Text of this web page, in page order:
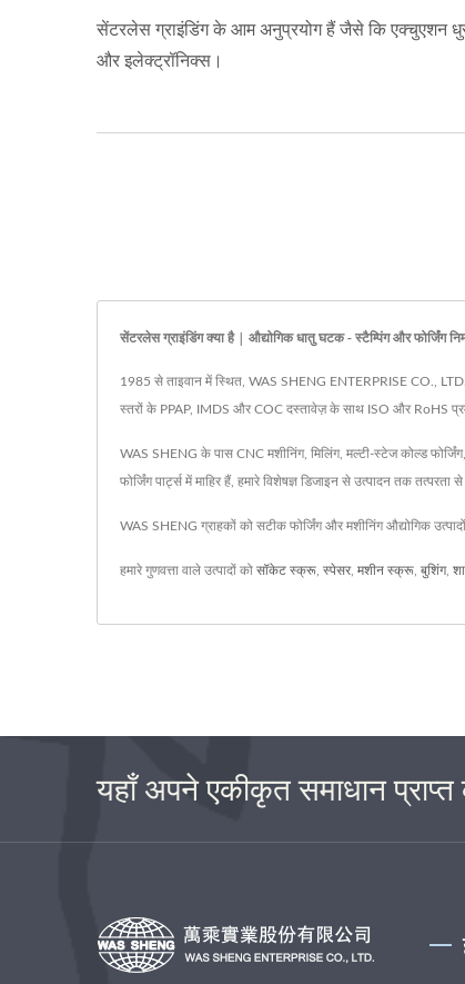
सेंटरलेस ग्राइंडिंग के आम अनुप्रयोग हैं जैसे कि एक्चुएशन
और इलेक्ट्रॉनिक्स।
सेंटरलेस ग्राइंडिंग क्या है | औद्योगिक धातु घटक - स्टैम्पिंग और फोर्जिंग
1985 से ताइवान में स्थित, WAS SHENG ENTERPRISE CO.,
स्तरों के PPAP, IMDS और COC दस्तावेज़ के साथ ISO और RoHS
WAS SHENG के पास CNC मशीनिंग, मिलिंग, मल्टी-स्टेज कोल्ड
फोर्जिंग पार्ट्स में माहिर हैं, हमारे विशेषज्ञ डिजाइन से उत्पादन तक
WAS SHENG ग्राहकों को सटीक फोर्जिंग और मशीनिंग औद्योगिक
हमारे गुणवत्ता वाले उत्पादों को सॉकेट स्क्रू स्पेसर, मशीन स्क्रू बुशिंग,
यहाँ अपने एकीकृत समाधान